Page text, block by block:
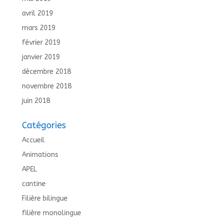
avril 2019
mars 2019
février 2019
janvier 2019
décembre 2018
novembre 2018
juin 2018
Catégories
Accueil
Animations
APEL
cantine
Filière bilingue
filière monolingue